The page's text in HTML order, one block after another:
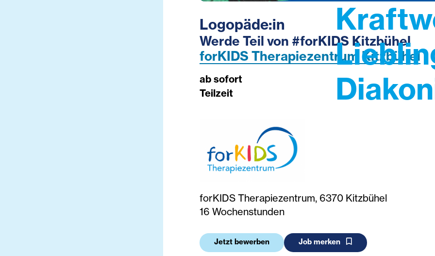
Logopäde:in
Werde Teil von #forKIDS Kitzbühel
forKIDS Therapiezentrum Kitzbühel
ab sofort
Teilzeit
forKIDS Therapiezentrum, 6370 Kitzbühel
16 Wochenstunden
Jetzt bewerben Job merken